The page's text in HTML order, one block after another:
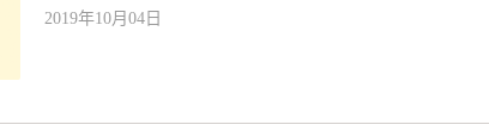
2019年10月04日